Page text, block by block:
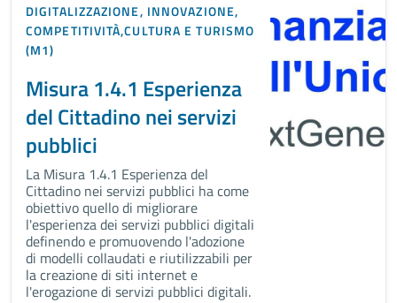
DIGITALIZZAZIONE, INNOVAZIONE,
COMPETITIVITÀ,CULTURA E TURISMO
(M1)
Misura 1.4.1 Esperienza
del Cittadino nei servizi
pubblici
La Misura 1.4.1 Esperienza del
Cittadino nei servizi pubblici ha come
obiettivo quello di migliorare
l'esperienza dei servizi pubblici digitali
definendo e promuovendo l'adozione
di modelli collaudati e riutilizzabili per
la creazione di siti internet e
l'erogazione di servizi pubblici digitali.